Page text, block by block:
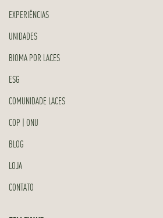
EXPERIÊNCIAS
UNIDADES
BIOMA POR LACES
ESG
COMUNIDADE LACES
COP | ONU
BLOG
LOJA
CONTATO